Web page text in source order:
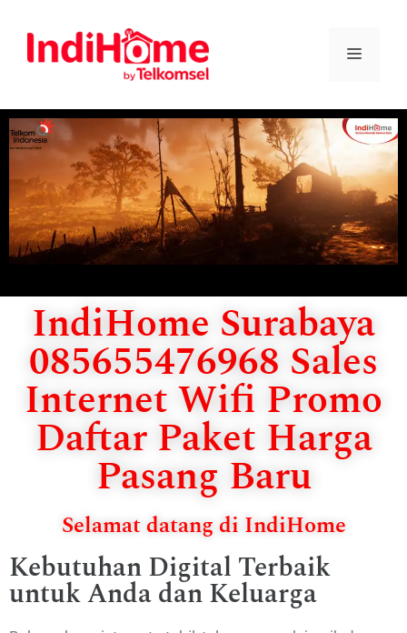
IndiHome Surabaya
085655476968 Sales
Internet Wifi Promo
Daftar Paket Harga
Pasang Baru
Selamat datang di IndiHome
Kebutuhan Digital Terbaik
untuk Anda dan Keluarga